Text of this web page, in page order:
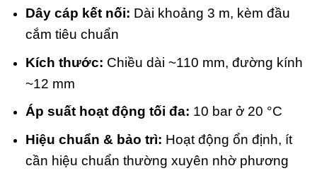
Dây cáp kết nối: Dài khoảng 3 m, kèm đầu
cắm tiêu chuẩn
Kích thước: Chiều dài ~110 mm, đường kính
~12 mm
Áp suất hoạt động tối đa: 10 bar ở 20 °C
Hiệu chuẩn & bảo trì: Hoạt động ổn định, ít
cần hiệu chuẩn thường xuyên nhờ phương